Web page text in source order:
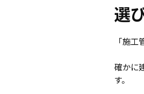
選
「施
確かに
す。